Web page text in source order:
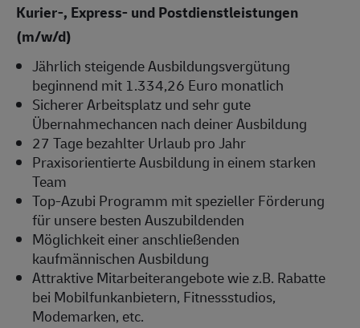
Kurier-, Express- und Postdienstleistungen
(m/w/d)
Jährlich steigende Ausbildungsvergütung
beginnend mit 1.334,26 Euro monatlich
Sicherer Arbeitsplatz und sehr gute
Übernahmechancen nach deiner Ausbildung
27 Tage bezahlter Urlaub pro Jahr
Praxisorientierte Ausbildung in einem starken
Team
Top-Azubi Programm mit spezieller Förderung
für unsere besten Auszubildenden
Möglichkeit einer anschließenden
kaufmännischen Ausbildung
Attraktive Mitarbeiterangebote wie z.B. Rabatte
bei Mobilfunkanbietern, Fitnessstudios,
Modemarken, etc.